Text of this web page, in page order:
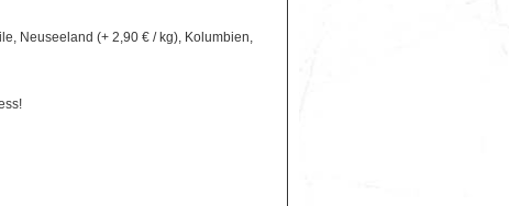
Neuseeland (+ 2,90 € / kg), Kolumbien,